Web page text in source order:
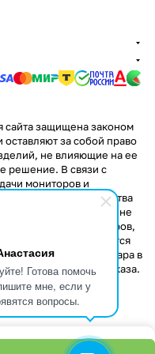
Готова помочь
мне, если у
вопросы.
защищена законом
за собой право
не влияющие на ее
решение. В связи с
мониторов и
некоторые свойства
продукции могут не
Стоимость товаров,
распространяется
заказа данного товара в
при оформлении заказа.